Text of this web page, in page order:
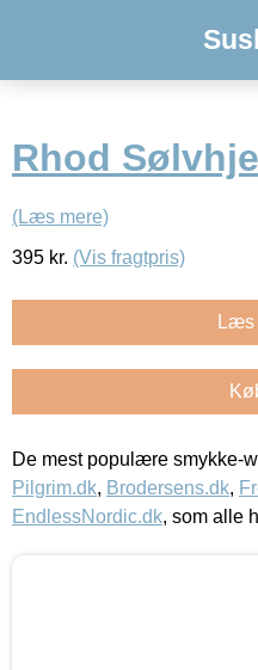
Rhod
(Læs mere)
395 kr. (Vis fragtpris)
Læs
De mest populære smykke-
Pilgrim.dk, Brodersens.dk,
EndlessNordic.dk, som alle